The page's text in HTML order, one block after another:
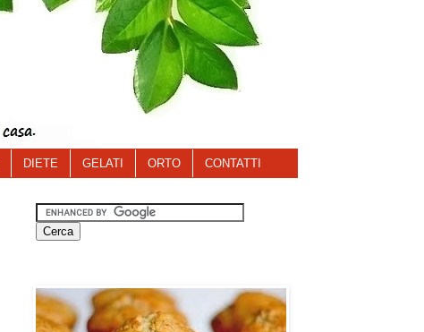
DIETE GELATI ORTO CONTATTI